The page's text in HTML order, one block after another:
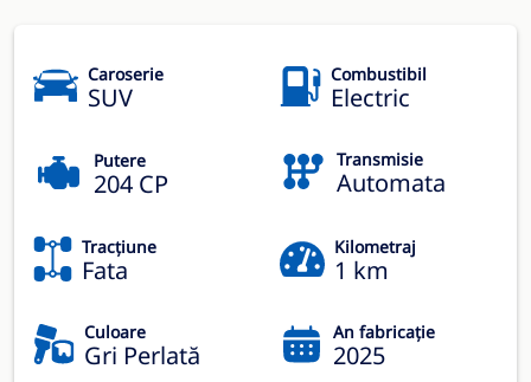
Caroserie
SUV
Combustibil
Electric
Putere
204 CP
Transmisie
Automata
Tracțiune
Fata
Kilometraj
1 km
Culoare
Gri Perlată
An fabricație
2025